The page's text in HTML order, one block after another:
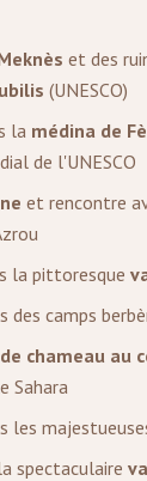
et des
(UNESCO)
la médina de
de l'UNESCO
et rencontre
la pittoresque
des camps
chameau au
Sahara
les
spectaculaire